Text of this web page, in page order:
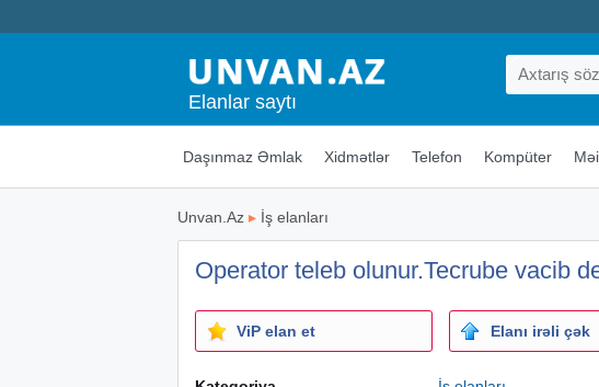
Elanlar saytı
Daşınmaz Əmlak Xidmətlər Telefon Kompüter
Unvan.Az ▸ İş elanları
Operator teleb olunur.Tecrube vacib
ViP elan et Elanı irəli çək